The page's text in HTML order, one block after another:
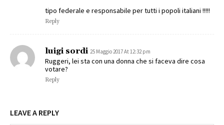
tipo federale e responsabile per tutti i popoli italiani !!!!!
Reply
luigi sordi 25 Maggio 2017 At 12:32 pm
Ruggeri, lei sta con una donna che si faceva dire cosa
votare?
Reply
LEAVE A REPLY